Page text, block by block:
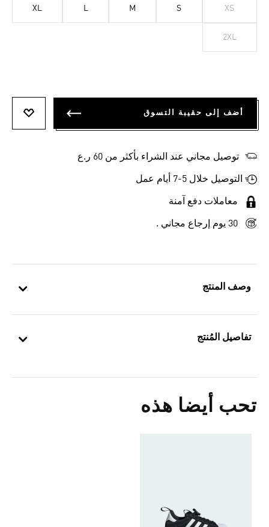
وصف المنتج
تفاصيل المُنتج
تحب أيضا هذه
XS
S
M
L
XL
2XL
أضف إلى حقيبة التسوق
توصيل مجاني عند الشراء بأكثر من 60 ر.ع
التوصيل خلال 5-7 أيام عمل
معاملات دفع آمنة